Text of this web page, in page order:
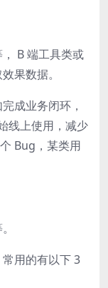
B 端工具类或
果数据。
成业务闭环，
线上使用，减少
Bug，某类用
常用的有以下 3